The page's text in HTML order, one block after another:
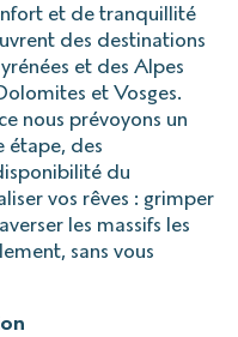
et de tranquillité
des destinations
et des Alpes
et Vosges.
nous prévoyons un
étape, des
du
vos rêves : grimper
les massifs les
sans vous